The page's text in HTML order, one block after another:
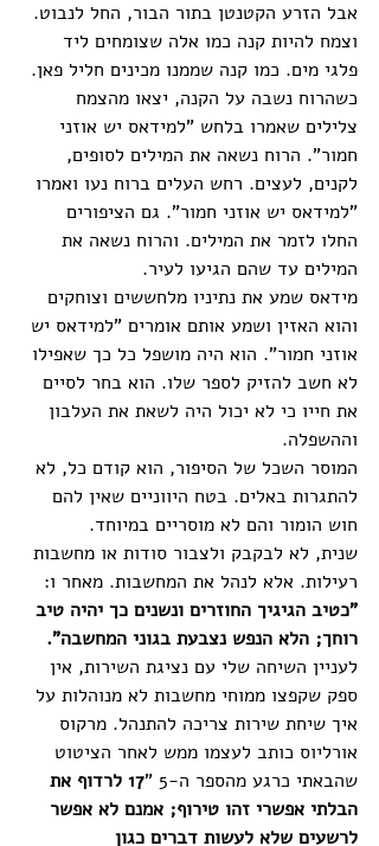
אבל הזרע הקטנטן בתור הבור, החל לנבוט.
וצמח להיות קנה כמו אלה שצומחים ליד
פלגי מים. כמו קנה שממנו מכינים חליל פאן.
כשהרוח נשבה על הקנה, יצאו מהצמח
צלילים שאמרו בלחש "למידאס יש אוזני
חמור". הרוח נשאה את המילים לסופים,
לקנים, לעצים. רחש העלים ברוח נעו ואמרו
"למידאס יש אוזני חמור". גם הציפורים
החלו לזמר את המילים. והרוח נשאה את
המילים עד שהם הגיעו לעיר.
מידאס שמע את נתיניו מלחששים וצוחקים
והוא האזין ושמע אותם אומרים "למידאס יש
אוזני חמור". הוא היה מושפל כל כך שאפילו
לא חשב להזיק לספר שלו. הוא בחר לסיים
את חייו כי לא יכול היה לשאת את העלבון
וההשפלה.
המוסר השכל של הסיפור, הוא קודם כל, לא
להתגרות באלים. בטח היווניים שאין להם
חוש הומור והם לא מוסריים במיוחד.
שנית, לא לבקבק ולצבור סודות או מחשבות
רעילות. אלא לנהל את המחשבות. מאחר ו:
"כטיב הגיגיך החוזרים ונשנים כך יהיה טיב
רוחך; הלא הנפש נצבעת בגוני המחשבה".
לעניין השיחה שלי עם נציגת השירות, אין
ספק שקפצו ממוחי מחשבות לא מנוהלות על
איך שיחת שירות צריכה להתנהל. מרקוס
אורליוס כותב לעצמו ממש לאחר הציטוט
שהבאתי כרגע מהספר ה-5 "
17 לרדוף את
הבלתי אפשרי זהו טירוף; אמנם לא אפשר
לרשעים שלא לעשות דברים כגון